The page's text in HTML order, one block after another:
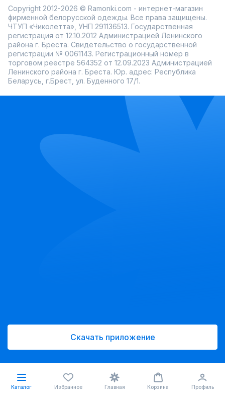
Copyright 2012-2026 © Ramonki.com - интернет-магазин
фирменной белорусской одежды. Все права защищены.
ЧТУП «Чиколетта», УНП 291136513. Государственная
регистрация от 12.10.2012 Администрацией Ленинского
района г. Бреста. Свидетельство о государственной
регистрации № 0061143. Регистрационный номер в
торговом реестре 564352 от 12.09.2023 Администрацией
Ленинского района г. Бреста. Юр. адрес: Республика
Беларусь, г.Брест, ул. Буденного 17/1.
Скачать приложение
Каталог Избранное Главная Корзина Профиль